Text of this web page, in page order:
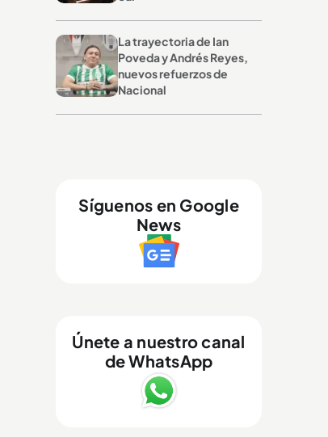
La trayectoria de Ian
Poveda y Andrés Reyes,
nuevos refuerzos de
Nacional
Síguenos en Google
News
Únete a nuestro canal
de WhatsApp